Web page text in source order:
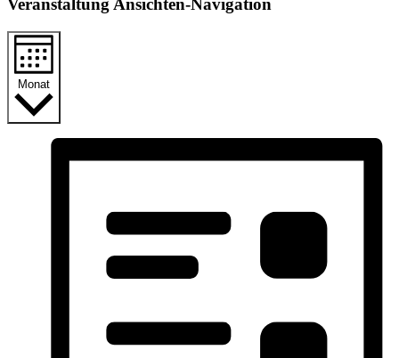
Veranstaltung Ansichten-Navigation
Monat